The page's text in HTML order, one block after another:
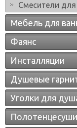
Смесители для
Мебель для
Фаянс
Инсталляции
Душевые
Уголки для